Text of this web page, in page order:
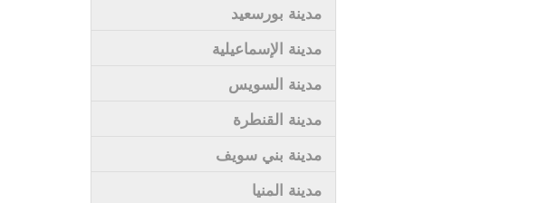
مدينة بورسعيد
مدينة الإسماعيلية
مدينة السويس
مدينة القنطرة
مدينة بني سويف
مدينة المنيا